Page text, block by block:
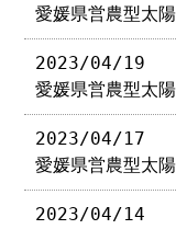
愛媛県営農型太
2023/04/19
愛媛県営農型太
2023/04/17
愛媛県営農型太
2023/04/14